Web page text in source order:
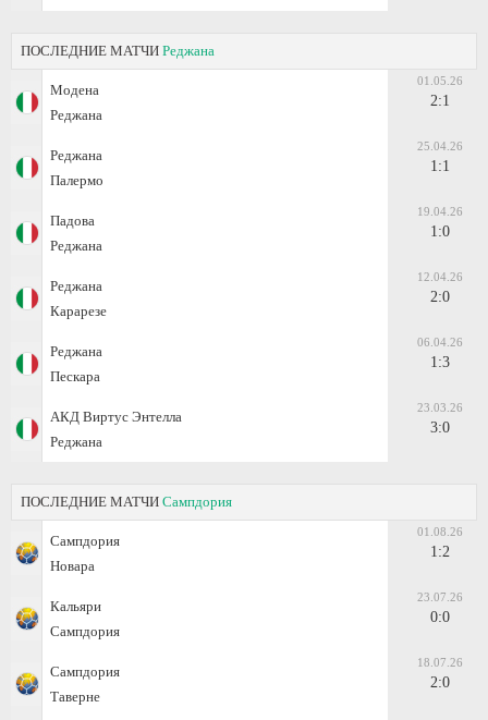
ПОСЛЕДНИЕ МАТЧИ Реджана
Модена
Реджана
01.05.26
2:1
Реджана
Палермо
25.04.26
1:1
Падова
Реджана
19.04.26
1:0
Реджана
Карарезе
12.04.26
2:0
Реджана
Пескара
06.04.26
1:3
АКД Виртус Энтелла
Реджана
23.03.26
3:0
ПОСЛЕДНИЕ МАТЧИ Сампдория
Сампдория
Новара
01.08.26
1:2
Кальяри
Сампдория
23.07.26
0:0
Сампдория
Таверне
18.07.26
2:0